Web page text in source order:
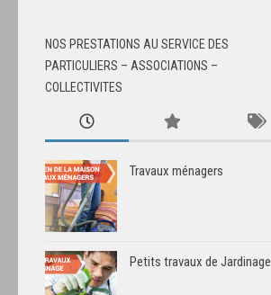
NOS PRESTATIONS AU SERVICE DES
PARTICULIERS – ASSOCIATIONS –
COLLECTIVITES
Travaux ménagers
Petits travaux de Jardinage